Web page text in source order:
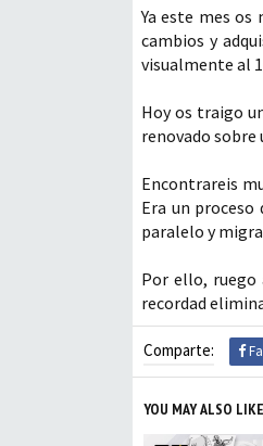
Ya este mes
cambios y
visualmente al
Hoy os traigo
renovado
Encontrareis
Era un
paralelo y
Por ello, ruego
recordad
Comparte:
YOU MAY ALSO LIKE